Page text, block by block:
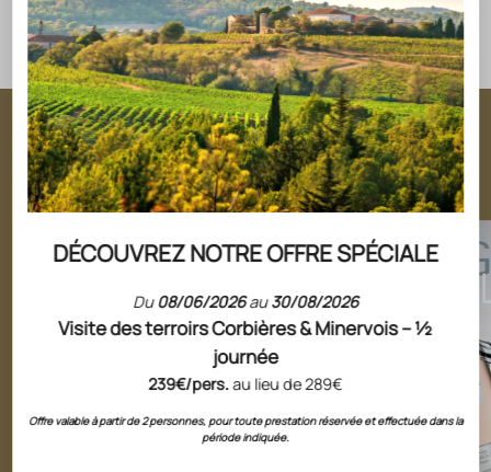
DÉCOUVREZ NOTRE OFFRE SPÉCIALE
Du08/06/2026au30/08/2026
Visite des terroirs Corbières & Minervois – ½
journée
239€/pers.au lieu de 289€
Offre valable à partir de 2 personnes, pour toute prestation réservée et effectuée dans la
période indiquée.
CÉPAGES
FICHE TECHNIQUE
NOS CUVÉES INCONTOURNABLES
Des bons vins pour toutes lesoccasions